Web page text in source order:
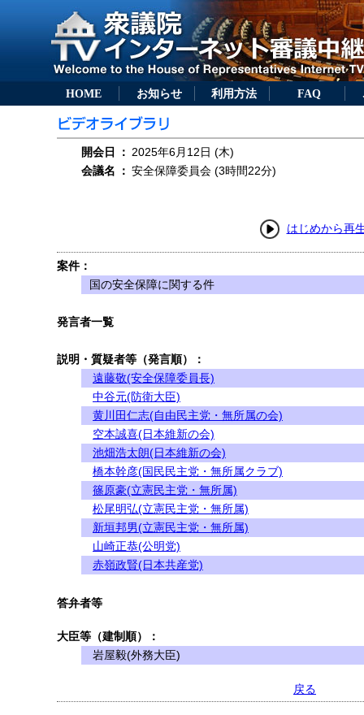
HOME お知らせ 利用方法 FAQ
開会日 ： 2025年6月12日 (木)
会議名
： 安全保障委員会 (3時間22分)
はじめから再
案件：
国の安全保障に関する件
発言者一覧
説明・質疑者等（発言順）：
遠藤敬(安全保障委員長)
中谷元(防衛大臣)
黄川田仁志(自由民主党・無所属の会)
空本誠喜(日本維新の会)
池畑浩太朗(日本維新の会)
橋本幹彦(国民民主党・無所属クラブ)
篠原豪(立憲民主党・無所属)
松尾明弘(立憲民主党・無所属)
新垣邦男(立憲民主党・無所属)
山崎正恭(公明党)
赤嶺政賢(日本共産党)
答弁者等
大臣等（建制順）：
岩屋毅(外務大臣)
戻る